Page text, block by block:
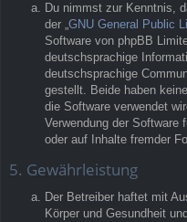
Du nimmst zur Kenntnis,
der „GNU General Public
Software von phpBB
deutschsprachige
deutschsprachige
gestellt. Beide haben
die Software verwendet
Verwendung der Software
oder auf Inhalte fremder
5. Gewährleistung
Der Betreiber haftet mit
Körper und Gesundheit